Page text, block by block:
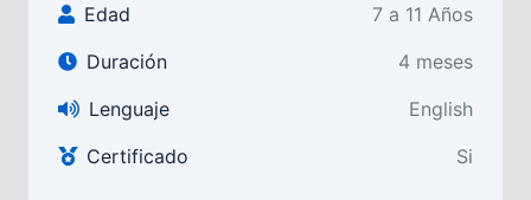
Edad
7 a 11 Años
Duración
4 meses
Lenguaje
English
Certificado
Si